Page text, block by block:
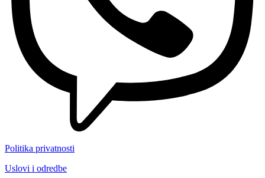
Politika privatnosti
Uslovi i odredbe